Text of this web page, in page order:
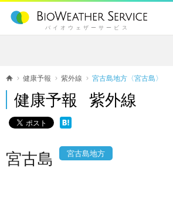
バイオウェザーサービス
健康予報 紫外線 宮古島地方〈宮古島〉
健康予報 紫外線
宮古島 宮古島地方